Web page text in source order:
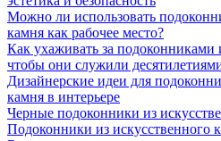
Можно ли использовать
камня как рабочее место?
Как ухаживать за подоконниками
чтобы они служили
Дизайнерские идеи для
камня в интерьере
Черные подоконники из
Подоконники из искусственного